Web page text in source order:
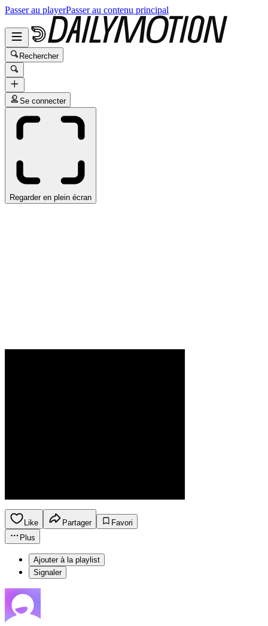
Passer au playerPasser au contenu principal
Rechercher
Se connecter
Regarder en plein écran
Like Partager
Favori
Plus
Ajouter à la playlist
Signaler